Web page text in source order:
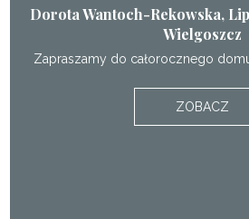
Dorota Wantoch-Rekowska,
Wielgoszcz
Zapraszamy do całorocznego
ZOBACZ